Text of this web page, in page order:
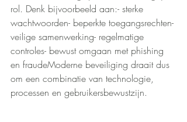
rol. Denk bijvoorbeeld aan:- sterke
wachtwoorden- beperkte toegangsrechten-
veilige samenwerking- regelmatige
controles- bewust omgaan met phishing
en fraudeModerne beveiliging draait dus
om een combinatie van technologie,
processen en gebruikersbewustzijn.